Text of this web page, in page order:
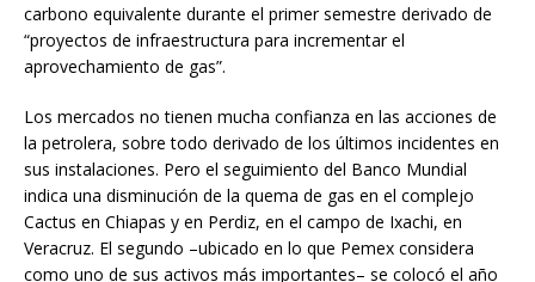
carbono equivalente durante el primer semestre derivado de
“proyectos de infraestructura para incrementar el
aprovechamiento de gas”.
Los mercados no tienen mucha confianza en las acciones de
la petrolera, sobre todo derivado de los últimos incidentes en
sus instalaciones. Pero el seguimiento del Banco Mundial
indica una disminución de la quema de gas en el complejo
Cactus en Chiapas y en Perdiz, en el campo de Ixachi, en
Veracruz. El segundo –ubicado en lo que Pemex considera
como uno de sus activos más importantes– se colocó el año